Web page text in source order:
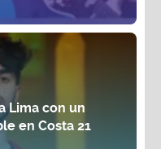
Lima con un
en Costa 21